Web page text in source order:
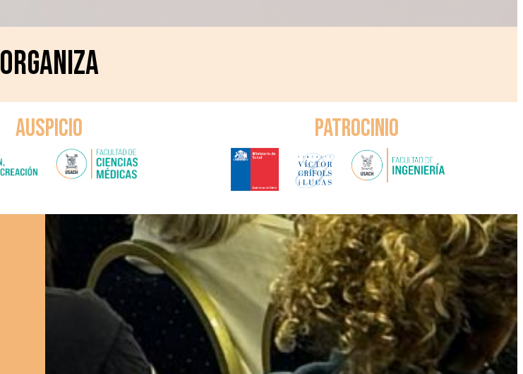
ORGANIZA
AUSPICIO Patrocinio